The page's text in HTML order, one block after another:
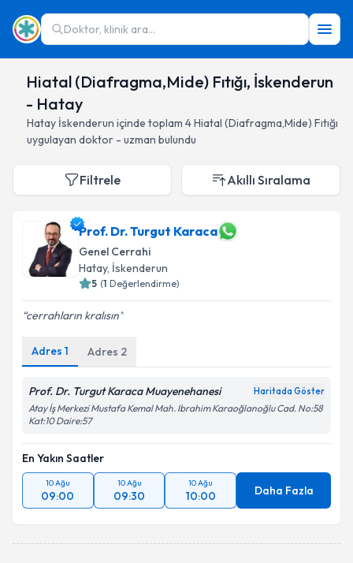
Doktor, klinik ara...
Hiatal (Diafragma,Mide) Fıtığı, İskenderun
- Hatay
Hatay İskenderun içinde toplam 4Hiatal (Diafragma,Mide) Fıtığı
uygulayan doktor - uzman bulundu
Filtrele Akıllı Sıralama
Prof. Dr. Turgut Karaca
Genel Cerrahi
Hatay, İskenderun
5 (1 Değerlendirme)
cerrahların kralısın
Adres 1 Adres 2
Prof. Dr. Turgut Karaca Muayenehanesi Haritada Göster
Atay İş Merkezi Mustafa Kemal Mah. Ibrahim Karaoğlanoğlu Cad. No:58
Kat:10 Daire:57
En Yakın Saatler
10 Ağu
09:00
10 Ağu
09:30
10 Ağu
10:00 Daha Fazla